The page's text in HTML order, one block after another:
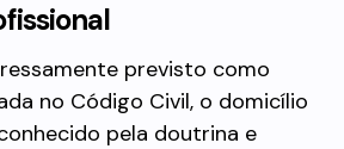
previsto como
no Código Civil, o domicílio
pela doutrina e